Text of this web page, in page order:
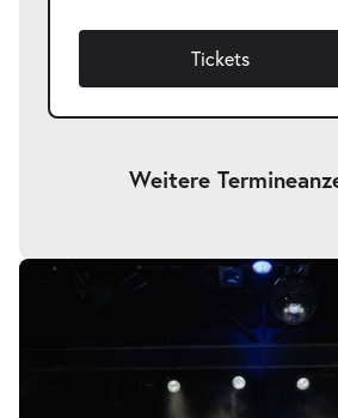
Tickets
Weitere Termine
Stolz und Vorurteil*
10:30–13:05 Uhr
Bildergalerie